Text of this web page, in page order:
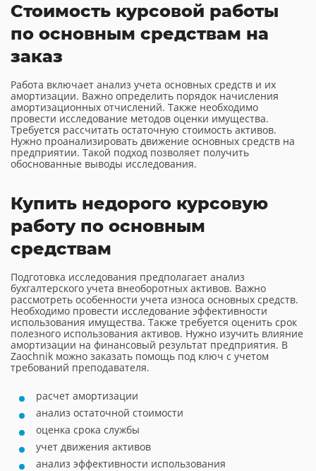
Стоимость курсовой работы
по основным средствам на
заказ
Работа включает анализ учета основных средств и их
амортизации. Важно определить порядок начисления
амортизационных отчислений. Также необходимо
провести исследование методов оценки имущества.
Требуется рассчитать остаточную стоимость активов.
Нужно проанализировать движение основных средств на
предприятии. Такой подход позволяет получить
обоснованные выводы исследования.
Купить недорого курсовую
работу по основным
средствам
Подготовка исследования предполагает анализ
бухгалтерского учета внеоборотных активов. Важно
рассмотреть особенности учета износа основных средств.
Необходимо провести исследование эффективности
использования имущества. Также требуется оценить срок
полезного использования активов. Нужно изучить влияние
амортизации на финансовый результат предприятия. В
Zaochnik можно заказать помощь под ключ с учетом
требований преподавателя.
расчет амортизации
анализ остаточной стоимости
оценка срока службы
учет движения активов
анализ эффективности использования